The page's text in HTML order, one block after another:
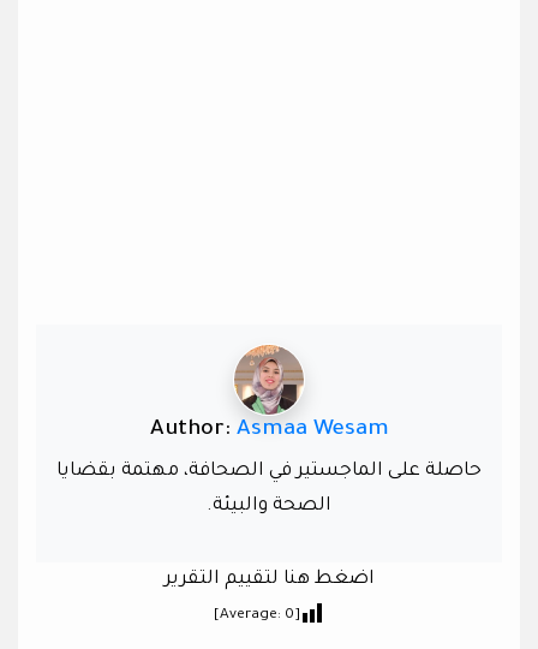
Author: Asmaa Wesam
حاصلة على الماجستير في الصحافة، مهتمة بقضايا
الصحة والبيئة.
اضغط هنا لتقييم التقرير
[Average:
0
]